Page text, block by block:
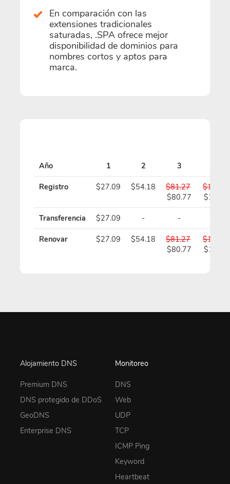
En comparación con las
extensiones tradicionales
saturadas, .SPA ofrece mejor
disponibilidad de dominios para
nombres cortos y aptos para
marca.
Año 1 2 3
Registro $27.09 $54.18
$81.27
$80.77
Transferencia $27.09 - -
Renovar $27.09 $54.18
$81.27
$80.77
Alojamiento DNS
Premium DNS
DNS protegido de DDoS
GeoDNS
Enterprise DNS
Monitoreo
DNS
Web
UDP
TCP
ICMP Ping
Keyword
Heartbeat